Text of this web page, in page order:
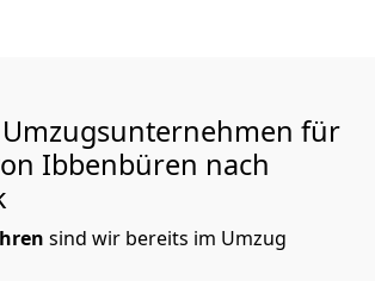
Umzugsunternehmen für
Ibbenbüren nach
sind wir bereits im Umzug